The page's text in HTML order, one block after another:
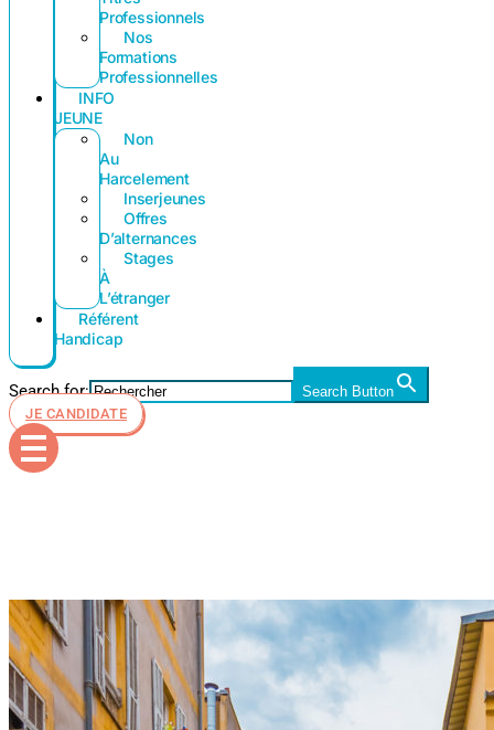
Professionnels
Nos
Formations
Professionnelles
INFO
JEUNE
Non
Au
Harcelement
Inserjeunes
Offres
D’alternances
Stages
À
L’étranger
Référent
Handicap
Search for:
Search Button
JE CANDIDATE